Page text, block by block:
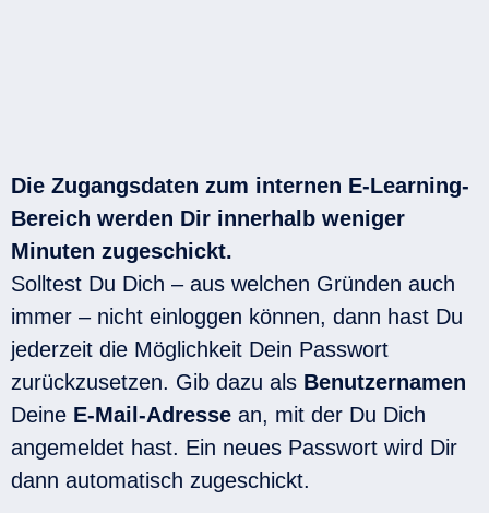
Die Zugangsdaten zum internen E-Learning-
Bereich werden Dir innerhalb weniger
Minuten zugeschickt.
Solltest Du Dich – aus welchen Gründen auch
immer – nicht einloggen können, dann hast Du
jederzeit die Möglichkeit Dein Passwort
zurückzusetzen. Gib dazu als Benutzernamen
Deine E-Mail-Adresse an, mit der Du Dich
angemeldet hast. Ein neues Passwort wird Dir
dann automatisch zugeschickt.